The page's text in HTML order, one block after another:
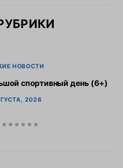
НОВОСТИ
спортивный день (6+)
2026